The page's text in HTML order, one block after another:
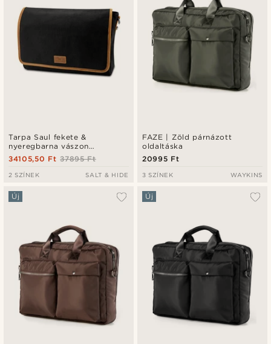
Tarpa Saul fekete &
nyeregbarna vászon
futártáska
37895 Ft
34105,50 Ft
2 SZÍNEK SALT & HIDE
FAZE | Zöld párnázott
oldaltáska
20995 Ft
3 SZÍNEK WAYKINS
Új Új